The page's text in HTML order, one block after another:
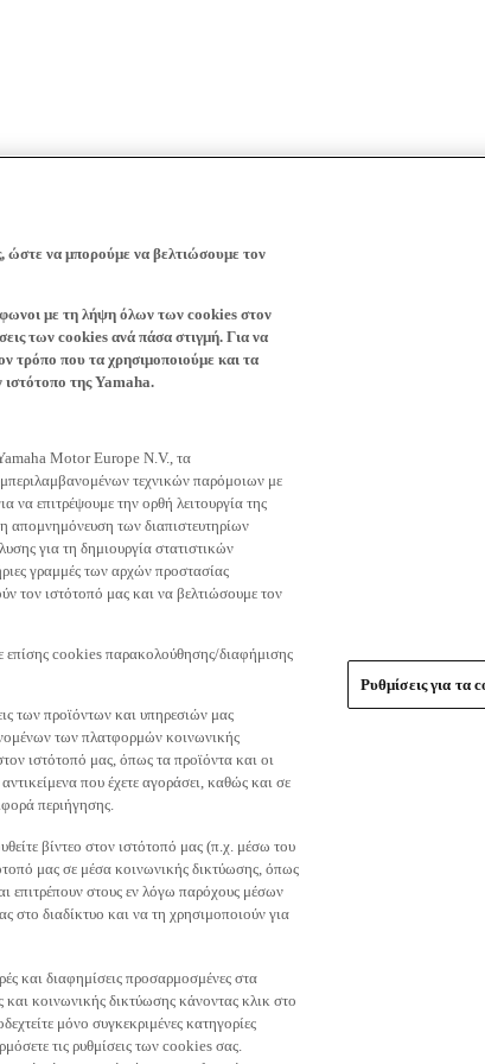
ώστε να μπορούμε να βελτιώσουμε τον
με τη λήψη όλων των cookies στον
των cookies ανά πάσα στιγμή. Για να
τρόπο που τα χρησιμοποιούμε και τα
της Yamaha.
Motor Europe N.V., τα
τεχνικών παρόμοιων με
επιτρέψουμε την ορθή λειτουργία της
η απομνημόνευση των διαπιστευτηρίων
για τη δημιουργία στατιστικών
γραμμές των αρχών προστασίας
τον ιστότοπό μας και να βελτιώσουμε τον
cookies παρακολούθησης/διαφήμισης
των προϊόντων και υπηρεσιών μας
των πλατφορμών κοινωνικής
ιστότοπό μας, όπως τα προϊόντα και οι
που έχετε αγοράσει, καθώς και σε
περιήγησης.
βίντεο στον ιστότοπό μας (π.χ. μέσω του
μας σε μέσα κοινωνικής δικτύωσης, όπως
επιτρέπουν στους εν λόγω παρόχους μέσων
διαδίκτυο και να τη χρησιμοποιούν για
και διαφημίσεις προσαρμοσμένες στα
κοινωνικής δικτύωσης κάνοντας κλικ στο
μόνο συγκεκριμένες κατηγορίες
τις ρυθμίσεις των cookies σας.
Ρυθμίσεις για τα